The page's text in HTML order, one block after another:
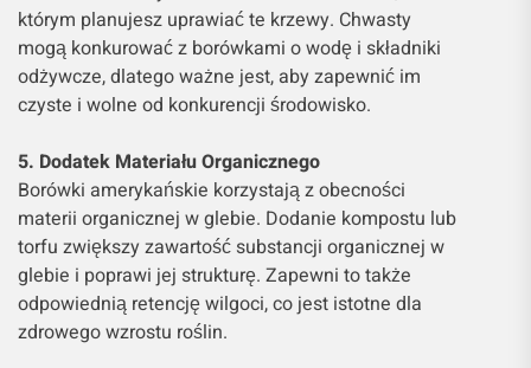
którym planujesz uprawiać te krzewy. Chwasty
mogą konkurować z borówkami o wodę i składniki
odżywcze, dlatego ważne jest, aby zapewnić im
czyste i wolne od konkurencji środowisko.
5. Dodatek Materiału Organicznego
Borówki amerykańskie korzystają z obecności
materii organicznej w glebie. Dodanie kompostu lub
torfu zwiększy zawartość substancji organicznej w
glebie i poprawi jej strukturę. Zapewni to także
odpowiednią retencję wilgoci, co jest istotne dla
zdrowego wzrostu roślin.